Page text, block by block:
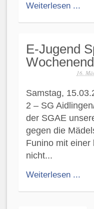
Weiterlesen ...
E-Jugend
16.
Samstag,
2 – SG
der SGAE
gegen die
Funino mit einer
nicht...
Weiterlesen ...